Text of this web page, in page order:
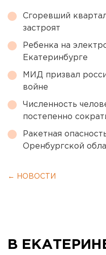
Сгоревший
застроят
Ребенка на
Екатеринбурге
МИД призвал
войне
Численность
постепенно
Ракетная
Оренбургской
← НОВОСТИ
В